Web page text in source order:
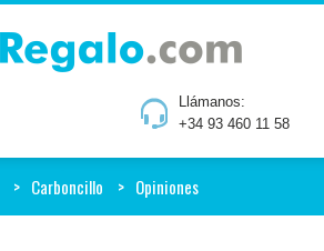
Llámanos:
+34 93 460 11 58
Carboncillo Opiniones